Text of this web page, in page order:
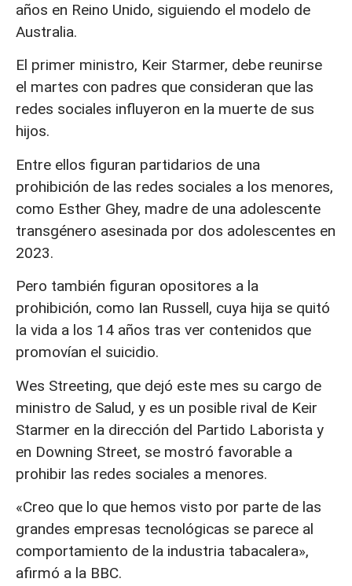
años en Reino Unido, siguiendo el modelo de
Australia.
El primer ministro, Keir Starmer, debe reunirse
el martes con padres que consideran que las
redes sociales influyeron en la muerte de sus
hijos.
Entre ellos figuran partidarios de una
prohibición de las redes sociales a los menores,
como Esther Ghey, madre de una adolescente
transgénero asesinada por dos adolescentes en
2023.
Pero también figuran opositores a la
prohibición, como Ian Russell, cuya hija se quitó
la vida a los 14 años tras ver contenidos que
promovían el suicidio.
Wes Streeting, que dejó este mes su cargo de
ministro de Salud, y es un posible rival de Keir
Starmer en la dirección del Partido Laborista y
en Downing Street, se mostró favorable a
prohibir las redes sociales a menores.
«Creo que lo que hemos visto por parte de las
grandes empresas tecnológicas se parece al
comportamiento de la industria tabacalera»,
afirmó a la BBC.